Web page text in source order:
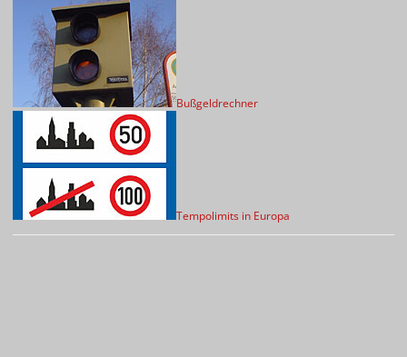
Bußgeldrechner
Tempolimits in Europa